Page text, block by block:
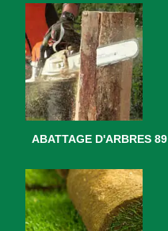
ABATTAGE D'ARBRES 89